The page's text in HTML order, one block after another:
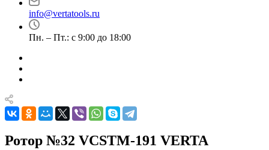
info@vertatools.ru
Пн. – Пт.: с 9:00 до 18:00
Ротор №32 VCSTM-191 VERTA